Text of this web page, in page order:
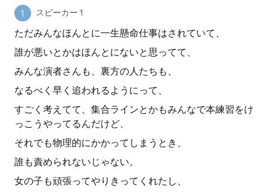
スピーカー 1
ただみんなほんとに一生懸命仕事はされていて、
誰が悪いとかはほんとにないと思ってて、
みんな演者さんも、裏方の人たちも、
なるべく早く追われるようにって、
すごく考えてて、集合ラインとかもみんなで本練習をけ
っこうやってるんだけど、
それでも物理的にかかってしまうとき、
誰も責められないじゃない。
女の子も頑張ってやりきってくれたし、